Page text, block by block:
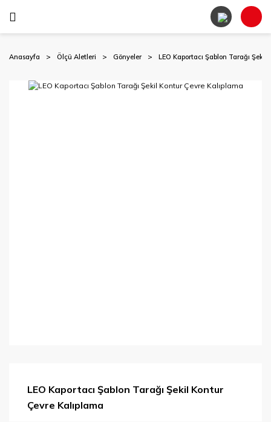
Anasayfa Ölçü Aletleri Gönyeler LEO Kaportacı Şablon Tarağı
LEO Kaportacı Şablon Tarağı Şekil Kontur
Çevre Kalıplama